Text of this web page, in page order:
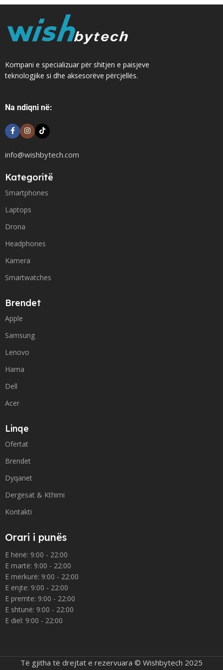
Kompani e specializuar për shitjen e paisjeve
teknologjike si dhe aksesorëve përcjellës.
Na ndiqni në:
info@wishbytech.com
Kategoritë
Smartphones
Laptops
Drona
Headphones
Kamera
Smartwatches
Brendet
Apple
Samsung
Lenovo
Hama
Dell
Acer
Linqe
Ofertat
Brendet
Dyqanet
Dergesat & Kthimi
Kontakti
Orari i punës
E hënë: 9:00 - 22:00
E martë: 9:00 - 22:00
E mërkurë: 9:00 - 22:00
E enjte: 9:00 - 22:00
E premte: 9:00 - 22:00
E shtunë: 9:00 - 22:00
E diel: 9:00 - 22:00
Të gjitha të drejtat e rezervuara © Wishbytech 2025